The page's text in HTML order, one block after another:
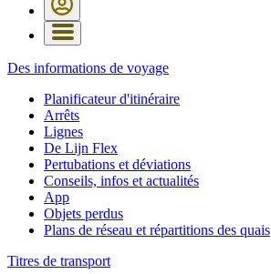
Des informations de voyage
Planificateur d'itinéraire
Arrêts
Lignes
De Lijn Flex
Pertubations et déviations
Conseils, infos et actualités
App
Objets perdus
Plans de réseau et répartitions des quais
Titres de transport